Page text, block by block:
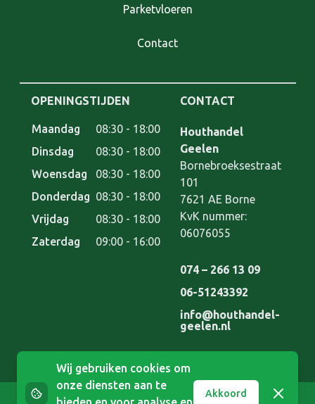
Parketvloeren
Contact
OPENINGSTIJDEN
Maandag
08:30 - 18:00
Dinsdag
08:30 - 18:00
Woensdag
08:30 - 18:00
Donderdag 08:30 - 18:00
Vrijdag
08:30 - 18:00
Zaterdag
09:00 - 16:00
CONTACT
Houthandel Geelen
Houthandel
Geelen
Bornebroeksestraat
101
7621 AE Borne
KvK nummer:
06076055
074 – 266 13 09
06-51243392
info@houthandel-
geelen.nl
Wij gebruiken cookies om
onze diensten aan te
Akkoord Afwijzen